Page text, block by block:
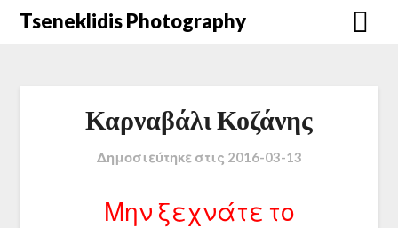
Μετάβαση
Tseneklidis Photography
Καρναβάλι Κοζάνης
Δημοσιεύτηκε στις 2016-03-13
Μην ξεχνάτε το